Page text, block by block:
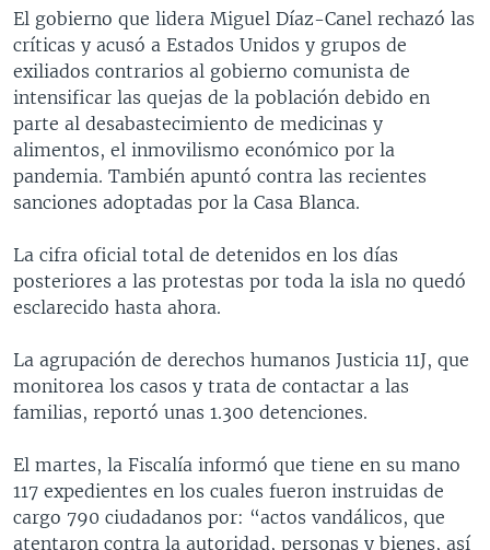
El gobierno que lidera Miguel Díaz-Canel rechazó las
críticas y acusó a Estados Unidos y grupos de
exiliados contrarios al gobierno comunista de
intensificar las quejas de la población debido en
parte al desabastecimiento de medicinas y
alimentos, el inmovilismo económico por la
pandemia. También apuntó contra las recientes
sanciones adoptadas por la Casa Blanca.
La cifra oficial total de detenidos en los días
posteriores a las protestas por toda la isla no quedó
esclarecido hasta ahora.
La agrupación de derechos humanos Justicia 11J, que
monitorea los casos y trata de contactar a las
familias, reportó unas 1.300 detenciones.
El martes, la Fiscalía informó que tiene en su mano
117 expedientes en los cuales fueron instruidas de
cargo 790 ciudadanos por: “actos vandálicos, que
atentaron contra la autoridad, personas y bienes, así